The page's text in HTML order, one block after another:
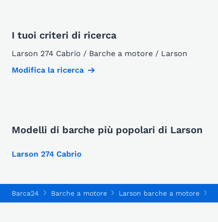
I tuoi criteri di ricerca
Larson 274 Cabrio / Barche a motore / Larson
Modifica la ricerca
Modelli di barche più popolari di Larson
Larson 274 Cabrio
Barca24 Barche a motore Larson barche a motore